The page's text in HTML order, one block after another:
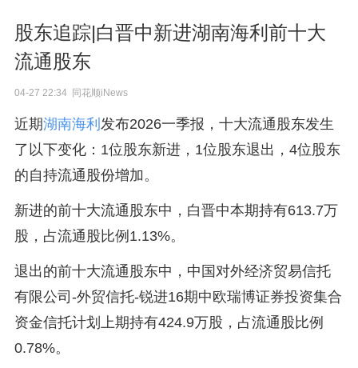
股东追踪|白晋中新进湖南海利前十大
流通股东
04-27 22:34 同花顺iNews
近期湖南海利 发布2026一季报，十大流通股东发生
了以下变化：1位股东新进，1位股东退出，4位股东
的自持流通股份增加。
新进的前十大流通股东中，白晋中本期持有613.7万
股，占流通股比例1.13%。
退出的前十大流通股东中，中国对外经济贸易信托
有限公司-外贸信托-锐进16期中欧瑞博证券投资集合
资金信托计划上期持有424.9万股，占流通股比例
0.78%。